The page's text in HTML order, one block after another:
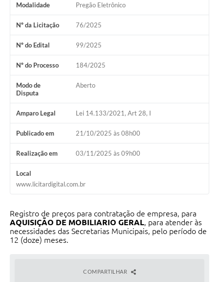
Audiências Públicas
Organograma
Notícias
Galeria de Fotos
Galeria de Vídeos
Arquivos para Download
Governo Digital
LGPD
Regimento Interno da Controladoria Interna
Pesquisa de satisfação
Turismo
Modalidade Pregão Eletrônico
Nº da Licitação 76/2025
Nº do Edital 99/2025
Nº do Processo 184/2025
Modo de
Disputa
Aberto
Amparo Legal Lei 14.133/2021, Art 28, I
Publicado em 21/10/2025 às 08h00
Realização em 03/11/2025 às 09h00
Local
www.licitardigital.com.br
Registro de preços para contratação de empresa, para
AQUISIÇÃO DE MOBILIARIO GERAL, para atender às
necessidades das Secretarias Municipais, pelo período de
12 (doze) meses.
COMPARTILHAR